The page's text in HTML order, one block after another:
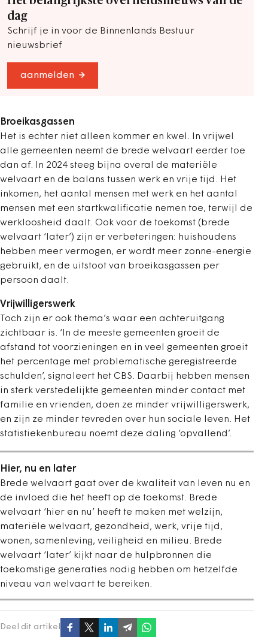
dag
Schrijf je in voor de Binnenlands Bestuur
nieuwsbrief
aanmelden
Broeikasgassen
Het is echter niet alleen kommer en kwel. In vrijwel
alle gemeenten neemt de brede welvaart eerder toe
dan af. In 2024 steeg bijna overal de materiële
welvaart en de balans tussen werk en vrije tijd. Het
inkomen, het aantal mensen met werk en het aantal
mensen met een startkwalificatie nemen toe, terwijl de
werkloosheid daalt. Ook voor de toekomst (brede
welvaart ‘later’) zijn er verbeteringen: huishoudens
hebben meer vermogen, er wordt meer zonne-energie
gebruikt, en de uitstoot van broeikasgassen per
persoon daalt.
Vrijwilligerswerk
Toch zijn er ook thema’s waar een achteruitgang
zichtbaar is. ‘In de meeste gemeenten groeit de
afstand tot voorzieningen en in veel gemeenten groeit
het percentage met problematische geregistreerde
schulden’, signaleert het CBS. Daarbij hebben mensen
in sterk verstedelijkte gemeenten minder contact met
familie en vrienden, doen ze minder vrijwilligerswerk,
en zijn ze minder tevreden over hun sociale leven. Het
statistiekenbureau noemt deze daling ‘opvallend’.
Hier, nu en later
Brede welvaart gaat over de kwaliteit van leven nu en
de invloed die het heeft op de toekomst. Brede
welvaart ‘hier en nu’ heeft te maken met welzijn,
materiële welvaart, gezondheid, werk, vrije tijd,
wonen, samenleving, veiligheid en milieu. Brede
welvaart ‘later’ kijkt naar de hulpbronnen die
toekomstige generaties nodig hebben om hetzelfde
niveau van welvaart te bereiken.
Deel dit artikel